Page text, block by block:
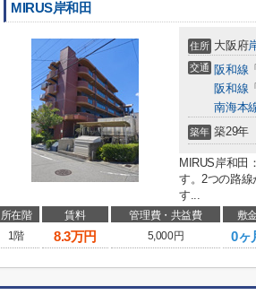
MIRUS岸和田
住所 大阪府
交通 阪和線 「
阪和線 「
南海本
築年 築29年
MIRUS岸和田
す。2つの路
す...
所在階 賃料 管理費・共益費 敷金
1階
8.3万円 5,000円 0ヶ